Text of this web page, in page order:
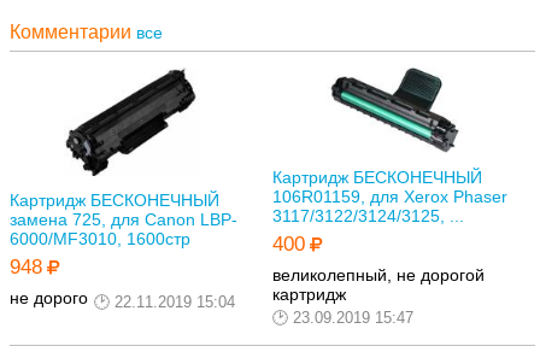
Комментарии все
Картридж БЕСКОНЕЧНЫЙ
замена 725, для Canon LBP-
6000/MF3010, 1600стр
948
не дорого 22.11.2019 15:04
Картридж БЕСКОНЕЧНЫЙ
106R01159, для Xerox Phaser
3117/3122/3124/3125, ...
400
великолепный, не дорогой
картридж
23.09.2019 15:47